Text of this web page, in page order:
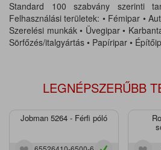
Standard 100 szabvány szerinti
Felhasználási területek: • Fémipar •
Szerelési munkák • Üvegipar •
Sörfőzés/italgyártás • Papíripar •
LEGNÉPSZERŰBB
Jobman 5264 - Férfi póló